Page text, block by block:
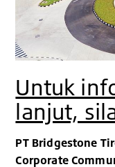
Untuk
lanjut,
PT Bridgestone
Corporate